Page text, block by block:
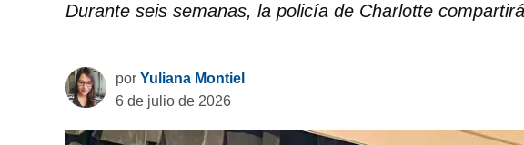
Durante seis semanas, la policía de Charlotte
por Yuliana Montiel
6 de julio de 2026